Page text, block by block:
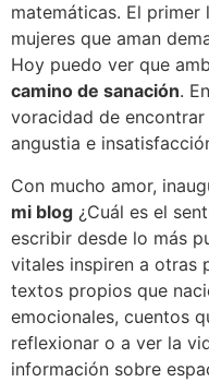
matemáticas. El primer
mujeres que aman
Hoy puedo ver que
camino de sanación.
voracidad de
angustia e
Con mucho amor,
mi blog ¿Cuál es el
escribir desde lo más
vitales inspiren a otras
textos propios que
emocionales, cuentos
reflexionar o a ver la
información sobre